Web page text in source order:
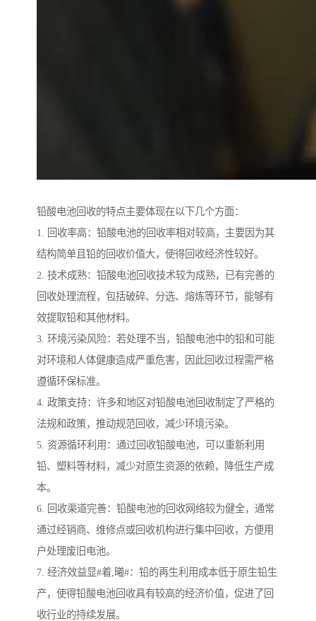
铅酸电池回收的特点主要体现在以下几个方面：
1. 回收率高：铅酸电池的回收率相对较高，主要因为其
结构简单且铅的回收价值大，使得回收经济性较好。
2. 技术成熟：铅酸电池回收技术较为成熟，已有完善的
回收处理流程，包括破碎、分选、熔炼等环节，能够有
效提取铅和其他材料。
3. 环境污染风险：若处理不当，铅酸电池中的铅和可能
对环境和人体健康造成严重危害，因此回收过程需严格
遵循环保标准。
4. 政策支持：许多和地区对铅酸电池回收制定了严格的
法规和政策，推动规范回收，减少环境污染。
5. 资源循环利用：通过回收铅酸电池，可以重新利用
铅、塑料等材料，减少对原生资源的依赖，降低生产成
本。
6. 回收渠道完善：铅酸电池的回收网络较为健全，通常
通过经销商、维修点或回收机构进行集中回收，方便用
户处理废旧电池。
7. 经济效益显#着,曦#：铅的再生利用成本低于原生铅生
产，使得铅酸电池回收具有较高的经济价值，促进了回
收行业的持续发展。